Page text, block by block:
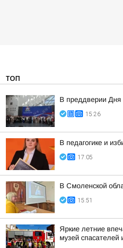
ТОП
В преддверии Дня
15:26
В педагогике и
17:05
В Смоленской
15:51
Яркие летние
музей спасателей